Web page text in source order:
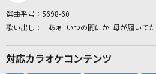
選曲番号： 5698-60
あぁ いつの間にか 母が履いてた
対応カラオケコンテンツ